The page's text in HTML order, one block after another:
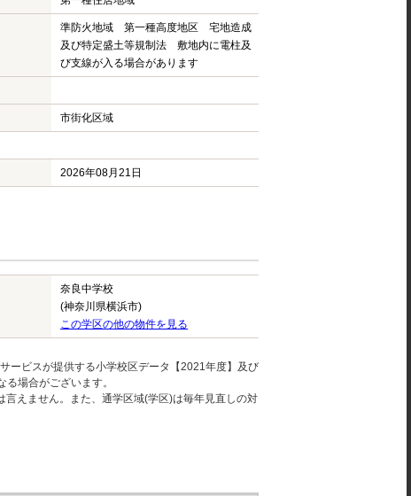
準防火地域 第一種高度地区 宅地造成
及び特定盛土等規制法 敷地内に電柱及
び支線が入る場合があります
市街化区域
2026年08月21日
奈良中学校
(神奈川県横浜市)
この学区の他の物件を見る
ービスが提供する小学校区データ【2021年度】及び
場合がございます。
えません。また、通学区域(学区)は毎年見直しの対